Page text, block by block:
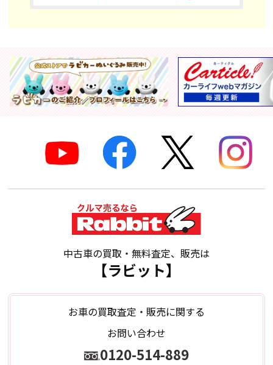
中古車の買取・無料査定、販売は
【ラビット】
お車の買取査定・販売に関する
お問い合わせ
0120-514-889